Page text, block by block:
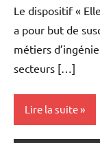
Le dispositif «
a pour but de
métiers
secteurs […]
Lire la suite